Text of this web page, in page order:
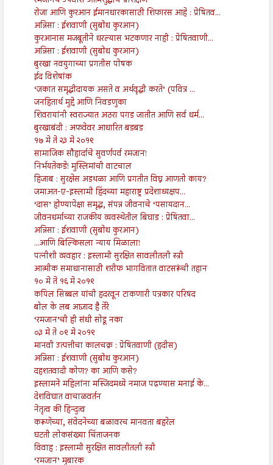
रोजा आणि कुरआन ईमानधारकासाठी शिफारस आहे : प्रेषितव...
अन्निसा : ईशवाणी (सुबोध कुरआन)
कुरआनास मजबूतीने धरल्यास भटकणार नाही : प्रेषितवाणी...
अन्निसा : ईशवाणी (सुबोध कुरआन)
बुरखा नवयुगाच्या प्रगतीस पोषक
ईद विशेषांक
‘जकात समृद्धीदायक असते व अर्थवृद्धी करते’ (पवित्र ...
जनहितार्थ मुद्दे आणि निवडणुका
शिवरायांनी स्वराज्यात अठरा पगड जातीत आणि सर्व धर्म...
बुरखाबंदी : अफवेवर आधारित बडबड
१७ मे ते २३ मे २०१९
सामाजिक सौहार्दाचे सुवर्णपर्व रमजान!
निर्भयतेकडे! मुस्लिमांची वाटचाल
हिजाब : सुरक्षेस अडथळा आणि प्रगतीत विघ्न आणतो काय?
जमाअत-ए-इस्लामी हिंदच्या महाराष्ट्र प्रदेशाध्यक्षप...
‘दास’ होण्यापेक्षा समृद्ध, संपन्न जीवनाचे ‘पसायदान...
जीवनधर्माच्या राजकीय व्यवस्थेतील बिघाड : प्रेषितवा...
अन्निसा : ईशवाणी (सुबोध कुरआन)
...आणि बिल्किसला न्याय मिळाला!
पत्नीशी व्यवहार : इस्लामी सुरक्षित सावलीतली स्त्री
आत्मीक समाधानासाठी शरीफ भागवितात वाटसरूंची तहान
१० मे ते १६ मे २०१९
कपिल सिब्बल यांची हदरवून टाकणारी पत्रकार परिषद
बोल के लब आज़ाद है तेरे
‘रमजान’ची ही संधी सोडू नका
०३ मे ते ०९ मे २०१९
मानवी उत्पत्तीचा कालचक्र : प्रेषितवाणी (हदीस)
अन्निसा : ईशवाणी (सुबोध कुरआन)
दहशतवादी कोण? का आणि कसे?
इस्लामने महिलांना मस्जिदमध्ये नमाज पढण्यास मनाई के...
देशविघात वाचाळवर्तन
नेतृत्व की हिन्दुत्व
करूणेच्या, संवेदनेच्या बळावरच मानवता बहरेल
घटती लोकसंख्या चिंताजनक
विवाह : इस्लामी सुरक्षित सावलीतली स्त्री
‘रमजान’ मुबारक